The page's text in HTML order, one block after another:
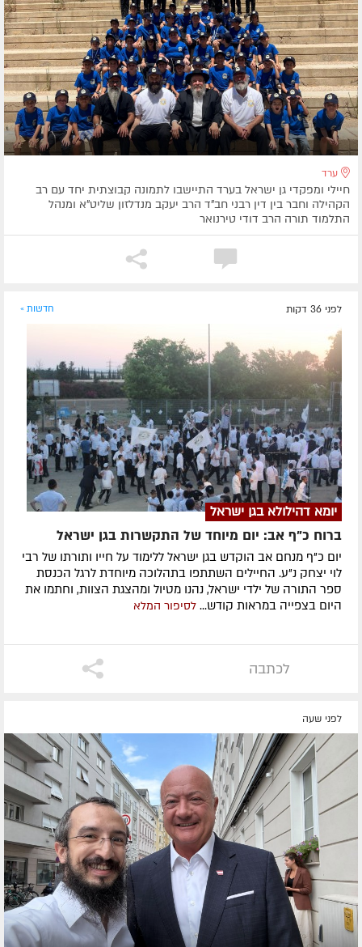
ערד
חיילי ומפקדי גן ישראל בערד התיישבו לתמונה קבוצתית יחד עם רב
הקהילה וחבר בין דין רבני חב"ד הרב יעקב מנדלזון שליט"א ומנהל
התלמוד תורה הרב דודי טירנואר
לפני 36 דקות חדשות »
יומא דהילולא בגן ישראל
ברוח כ"ף אב: יום מיוחד של התקשרות בגן ישראל
יום כ"ף מנחם אב הוקדש בגן ישראל ללימוד על חייו ותורתו של רבי
לוי יצחק נ"ע. החיילים השתתפו בתהלוכה מיוחדת לרגל הכנסת
ספר התורה של ילדי ישראל, נהנו מטיול ומהצגת הצוות, וחתמו את
היום בצפייה במראות קודש... לסיפור המלא
לכתבה
לפני שעה